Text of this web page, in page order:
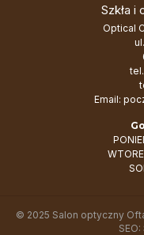
Szkła i
Optical
Email:
© 2025 Salon optyczny
SEO: